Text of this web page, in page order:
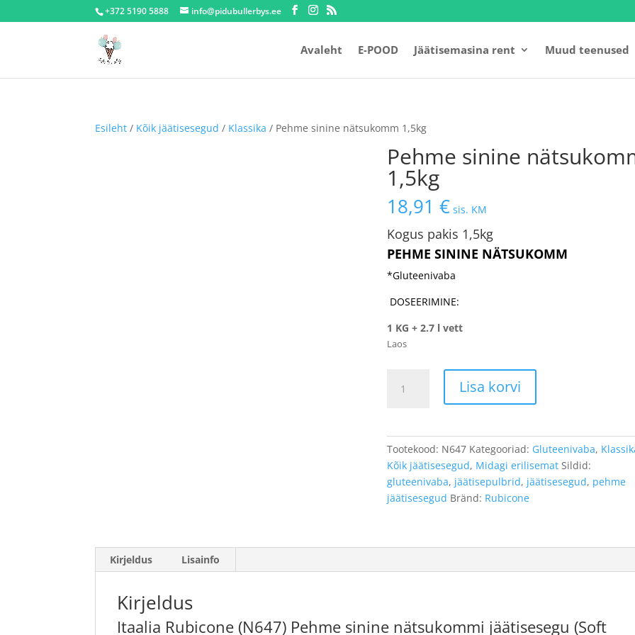
+372 5190 5888 info@pidubullerbys.ee
Avaleht E-POOD Jäätisemasina rent Muud teenused
Esileht / Kõik jäätisesegud / Klassika / Pehme sinine nätsukomm 1,5kg
Pehme sinine
1,5kg
18,91€ sis. KM
Kogus pakis 1,5kg
PEHME SININE NÄTSUKOMM
*Gluteenivaba
DOSEERIMINE:
1 KG + 2.7 l vett
Laos
sinine
kogus
Lisa korvi
Tootekood: N647 Kategooriad: Gluteenivaba,
Kõik jäätisesegud, Midagi erilisemat Sildid:
gluteenivaba, jäätisepulbrid, jäätisesegud, pehme
jäätisesegud Bränd: Rubicone
Kirjeldus Lisainfo
Kirjeldus
Itaalia Rubicone (N647) Pehme sinine nätsukommi jäätisesegu (Soft